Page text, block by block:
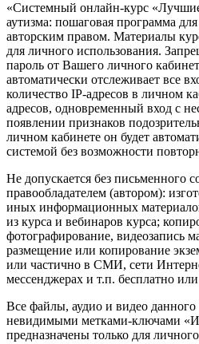
«Системный онлайн-курс
аутизма: пошаговая программа
авторским правом. Материалы
для личного использования.
пароль от Вашего личного
автоматически отслеживает все
количество IP-адресов в личном
адресов, одновременный вход с
появлении признаков
личном кабинете он будет
системой без возможности
Не допускается без письменного
правообладателем (автором):
иных информационных
из курса и вебинаров курса;
фотографирование, видеозапись
размещение или копирование
или частично в СМИ, сети
мессенджерах и т.п. бесплатно или
Все файлы, аудио и видео
невидимыми метками-ключами
предназначены только для